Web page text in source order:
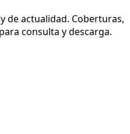
de actualidad. Coberturas,
consulta y descarga.